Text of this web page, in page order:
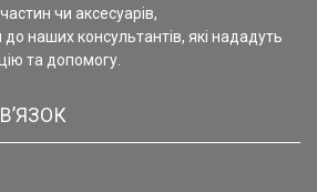
чи аксесуарів,
наших консультантів, які нададуть
та допомогу.